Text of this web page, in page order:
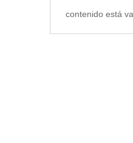
contenido está